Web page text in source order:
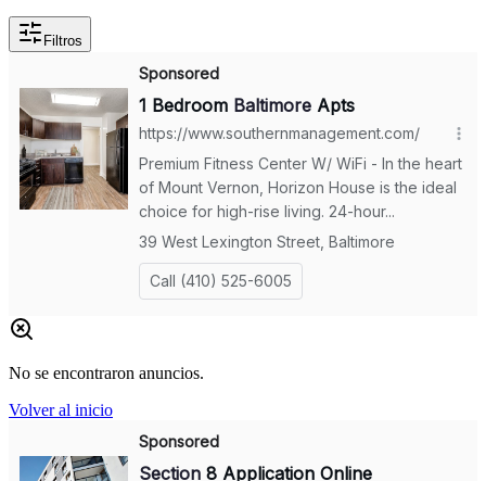
Filtros
No se encontraron anuncios.
Volver al inicio